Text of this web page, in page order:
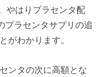
やはりプラセンタ配
プラセンタサプリの追
がわかります。
ンタの次に高額とな